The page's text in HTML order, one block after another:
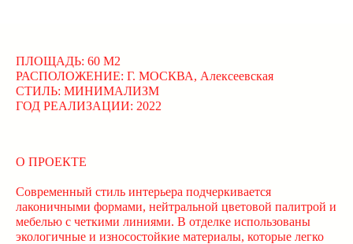
ПЛОЩАДЬ: 60 М2
РАСПОЛОЖЕНИЕ: Г. МОСКВА, Алексеевская
СТИЛЬ: МИНИМАЛИЗМ
ГОД РЕАЛИЗАЦИИ: 2022
О ПРОЕКТЕ
Современный стиль интерьера подчеркивается
лаконичными формами, нейтральной цветовой палитрой и
мебелью с четкими линиями. В отделке использованы
экологичные и износостойкие материалы, которые легко